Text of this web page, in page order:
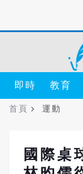
即時 教育
首頁 運動
國際桌